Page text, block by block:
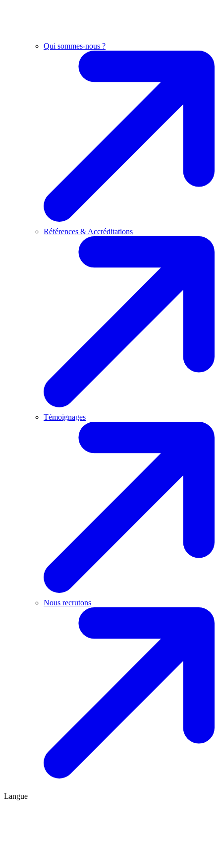
Qui sommes-nous ?
Références & Accréditations
Témoignages
Nous recrutons
Langue